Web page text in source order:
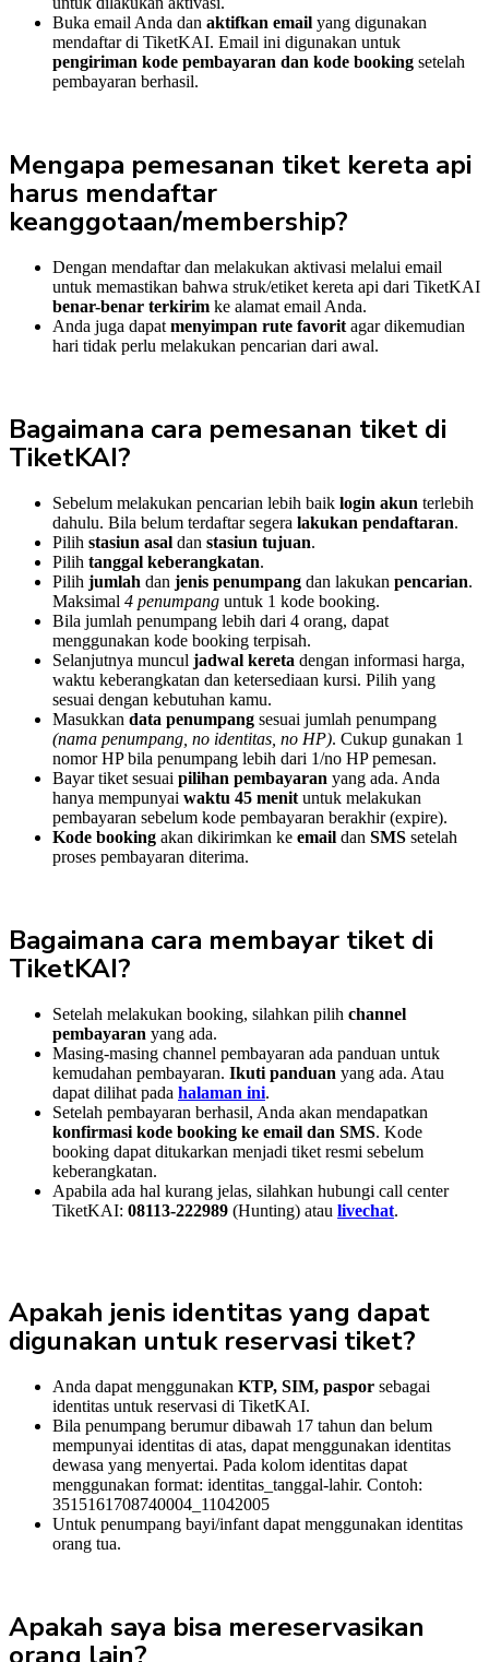
Buka email Anda dan aktifkan email yang digunakan
mendaftar di TiketKAI. Email ini digunakan untuk
pengiriman kode pembayaran dan kode booking setelah
pembayaran berhasil.
Mengapa pemesanan tiket kereta api
harus mendaftar
keanggotaan/membership?
Dengan mendaftar dan melakukan aktivasi melalui email
untuk memastikan bahwa struk/etiket kereta api dari TiketKAI
benar-benar terkirim ke alamat email Anda.
Anda juga dapat menyimpan rute favorit agar dikemudian
hari tidak perlu melakukan pencarian dari awal.
Bagaimana cara pemesanan tiket di
TiketKAI?
Sebelum melakukan pencarian lebih baik login akun terlebih
dahulu. Bila belum terdaftar segera lakukan pendaftaran.
Pilih stasiun asal dan stasiun tujuan.
Pilih tanggal keberangkatan.
Pilih jumlah dan jenis penumpang dan lakukan pencarian.
Maksimal 4 penumpang untuk 1 kode booking.
Bila jumlah penumpang lebih dari 4 orang, dapat
menggunakan kode booking terpisah.
Selanjutnya muncul jadwal kereta dengan informasi harga,
waktu keberangkatan dan ketersediaan kursi. Pilih yang
sesuai dengan kebutuhan kamu.
Masukkan data penumpang sesuai jumlah penumpang
(nama penumpang, no identitas, no HP). Cukup gunakan 1
nomor HP bila penumpang lebih dari 1/no HP pemesan.
Bayar tiket sesuai pilihan pembayaran yang ada. Anda
hanya mempunyai waktu 45 menit untuk melakukan
pembayaran sebelum kode pembayaran berakhir (expire).
Kode booking akan dikirimkan ke email dan SMS setelah
proses pembayaran diterima.
Bagaimana cara membayar tiket di
TiketKAI?
Setelah melakukan booking, silahkan pilih channel
pembayaran yang ada.
Masing-masing channel pembayaran ada panduan untuk
kemudahan pembayaran. Ikuti panduan yang ada. Atau
dapat dilihat pada halaman ini.
Setelah pembayaran berhasil, Anda akan mendapatkan
konfirmasi kode booking ke email dan SMS. Kode
booking dapat ditukarkan menjadi tiket resmi sebelum
keberangkatan.
Apabila ada hal kurang jelas, silahkan hubungi call center
TiketKAI: 08113-222989 (Hunting) atau livechat.
Apakah jenis identitas yang dapat
digunakan untuk reservasi tiket?
Anda dapat menggunakan KTP, SIM, paspor sebagai
identitas untuk reservasi di TiketKAI.
Bila penumpang berumur dibawah 17 tahun dan belum
mempunyai identitas di atas, dapat menggunakan identitas
dewasa yang menyertai. Pada kolom identitas dapat
menggunakan format: identitas_tanggal-lahir. Contoh:
3515161708740004_11042005
Untuk penumpang bayi/infant dapat menggunakan identitas
orang tua.
Apakah saya bisa mereservasikan